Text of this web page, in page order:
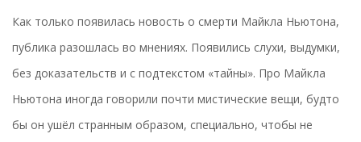
Как только появилась новость о смерти Майкла Ньютона,
публика разошлась во мнениях. Появились слухи, выдумки,
без доказательств и с подтекстом «тайны». Про Майкла
Ньютона иногда говорили почти мистические вещи, будто
бы он ушёл странным образом, специально, чтобы не